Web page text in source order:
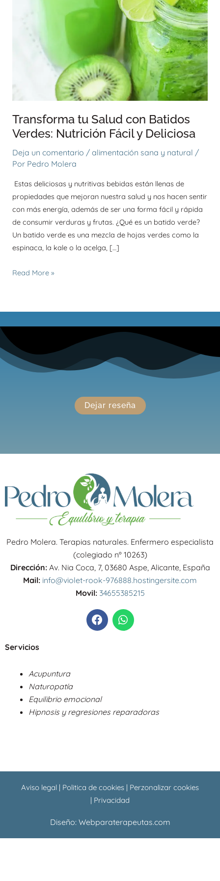
Transforma tu Salud con Batidos
Verdes: Nutrición Fácil y Deliciosa
Deja un comentario / alimentación sana y natural /
Por Pedro Molera
Estas deliciosas y nutritivas bebidas están llenas de
propiedades que mejoran nuestra salud y nos hacen sentir
con más energía, además de ser una forma fácil y rápida
de consumir verduras y frutas. ¿Qué es un batido verde?
Un batido verde es una mezcla de hojas verdes como la
espinaca, la kale o la acelga, […]
Read More »
Dejar reseña
Pedro Molera. Terapias naturales. Enfermero especialista
(colegiado nº 10263)
Dirección: Av. Nia Coca, 7, 03680 Aspe, Alicante, España
Mail: info@violet-rook-976888.hostingersite.com
Movil: 34655385215
F
a
c
W
h
a
Servicios
Acupuntura
Naturopatía
Equilibrio emocional
Hipnosis y regresiones reparadoras
Aviso legal | Politica de cookies | Perzonalizar cookies
| Privacidad
Diseño: Webparaterapeutas.com